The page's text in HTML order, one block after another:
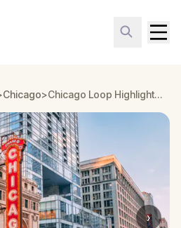
Chicago> Chicago Loop Highlights: Battle the Supernatural
›